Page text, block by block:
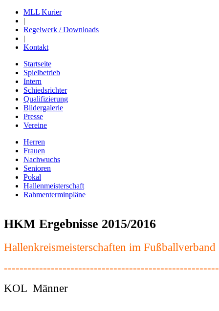
MLL Kurier
|
Regelwerk / Downloads
|
Kontakt
Startseite
Spielbetrieb
Intern
Schiedsrichter
Qualifizierung
Bildergalerie
Presse
Vereine
Herren
Frauen
Nachwuchs
Senioren
Pokal
Hallenmeisterschaft
Rahmenterminpläne
HKM Ergebnisse 2015/2016
Hallenkreismeisterschaften im
KOL Männer